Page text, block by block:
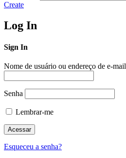
Create
Log In
Sign In
Nome de usuário ou endereço de e-mail
Senha
Lembrar-me
Esqueceu a senha?